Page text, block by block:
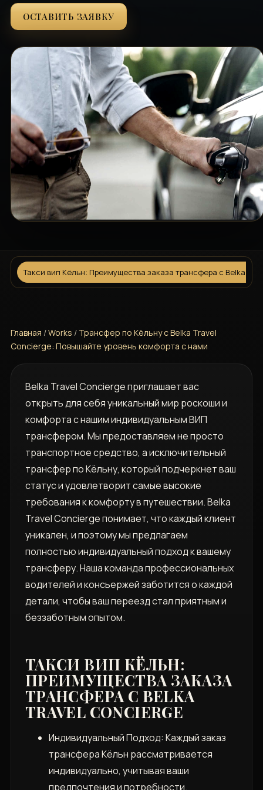
ОСТАВИТЬ ЗАЯВКУ
Такси вип Кёльн: Преимущества заказа трансфера с Belka
Главная /Works / Трансфер по Кёльну с Belka Travel
Concierge: Повышайте уровень комфорта с нами
Belka Travel Concierge приглашает вас
открыть для себя уникальный мир роскоши и
комфорта с нашим индивидуальным ВИП
трансфером. Мы предоставляем не просто
транспортное средство, а исключительный
трансфер по Кёльну, который подчеркнет ваш
статус и удовлетворит самые высокие
требования к комфорту в путешествии. Belka
Travel Concierge понимает, что каждый клиент
уникален, и поэтому мы предлагаем
полностью индивидуальный подход к вашему
трансферу. Наша команда профессиональных
водителей и консьержей заботится о каждой
детали, чтобы ваш переезд стал приятным и
беззаботным опытом.
ТАКСИ ВИП КЁЛЬН:
ПРЕИМУЩЕСТВА ЗАКАЗА
ТРАНСФЕРА С BELKA
TRAVEL CONCIERGE
Индивидуальный Подход: Каждый заказ
трансфера Кёльн рассматривается
индивидуально, учитывая ваши
предпочтения и потребности.